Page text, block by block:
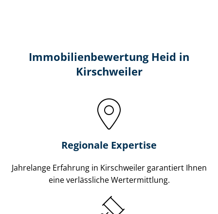
Immobilien­bewertung Heid in
Kirschweiler
Regionale Expertise
Jahrelange Erfahrung in Kirschweiler garantiert Ihnen
eine verlässliche Wertermittlung.